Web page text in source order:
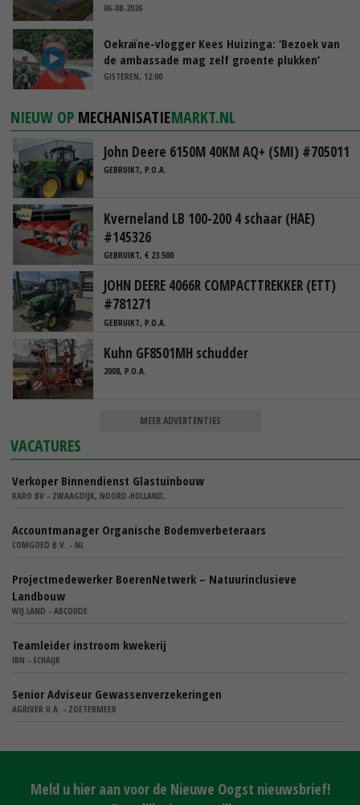
06-08-2026
Oekraïne-vlogger Kees Huizinga: ‘Bezoek van
de ambassade mag zelf groente plukken’
GISTEREN, 12:00
NIEUW OP MECHANISATIEMARKT.NL
John Deere 6150M 40KM AQ+ (SMI) #705011
GEBRUIKT, P.O.A.
Kverneland LB 100-200 4 schaar (HAE)
#145326
GEBRUIKT, € 23.500
JOHN DEERE 4066R COMPACTTREKKER (ETT)
#781271
GEBRUIKT, P.O.A.
Kuhn GF8501MH schudder
2008, P.O.A.
MEER ADVERTENTIES
VACATURES
Verkoper Binnendienst Glastuinbouw
KARO BV - ZWAAGDIJK, NOORD-HOLLAND,
Accountmanager Organische Bodemverbeteraars
COMGOED B.V. - NL
Projectmedewerker BoerenNetwerk – Natuurinclusieve
Landbouw
WIJ.LAND - ABCOUDE
Teamleider instroom kwekerij
IBN - SCHAIJK
Senior Adviseur Gewassenverzekeringen
AGRIVER U.A. - ZOETERMEER
Meld u hier aan voor de Nieuwe Oogst nieuwsbrief!